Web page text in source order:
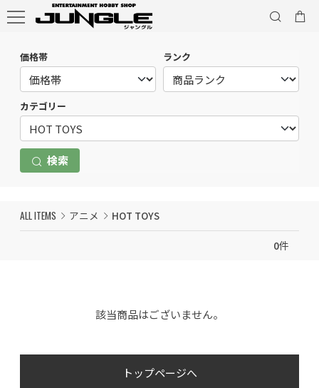
価格帯 ランク
カテゴリー
検索
ALL ITEMS アニメ HOT TOYS
0件
該当商品はございません。
トップページへ